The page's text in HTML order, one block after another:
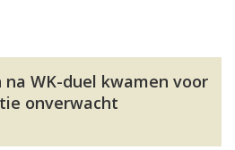
WK-duel kwamen voor
onverwacht